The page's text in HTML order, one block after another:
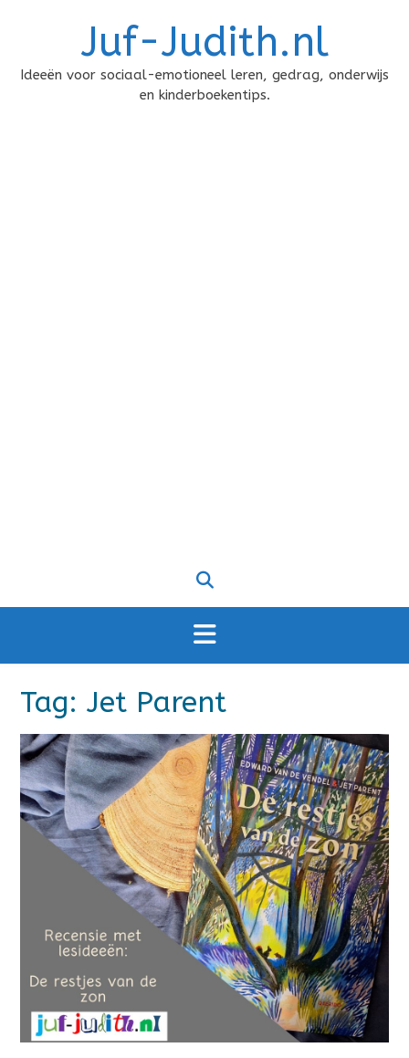
Juf-Judith.nl
Ideeën voor sociaal-emotioneel leren, gedrag, onderwijs
en kinderboekentips.
Tag: Jet Parent